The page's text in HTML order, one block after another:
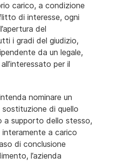
carico, a condizione
di interesse, ogni
del
i gradi del giudizio,
da un legale,
per il
nominare un
di quello
a supporto dello stesso,
a carico
di conclusione
l’azienda